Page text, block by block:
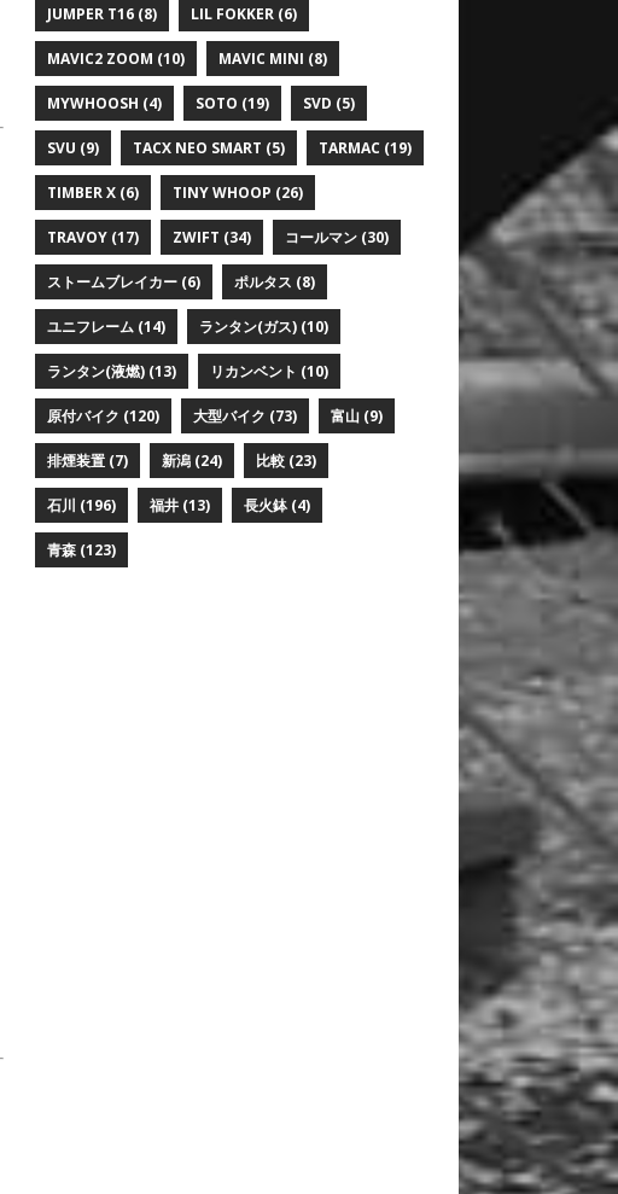
JUMPER T16(8) LIL FOKKER(6)
MAVIC2 ZOOM (10) MAVIC MINI (8)
MYWHOOSH (4) SOTO (19) SVD (5)
SVU (9) TACX NEO SMART (5) TARMAC (19)
TIMBER X(6) TINY WHOOP (26)
TRAVOY(17) ZWIFT (34) コールマン(30)
ストームブレイカー(6) ポルタス (8)
ユニフレーム(14) ランタン(ガス)(10)
ランタン(液燃)(13) リカンベント (10)
原付バイク (120) 大型バイク (73) 富山(9)
排煙装置(7) 新潟(24) 比較(23)
石川 (196) 福井(13) 長火鉢(4)
青森(123)